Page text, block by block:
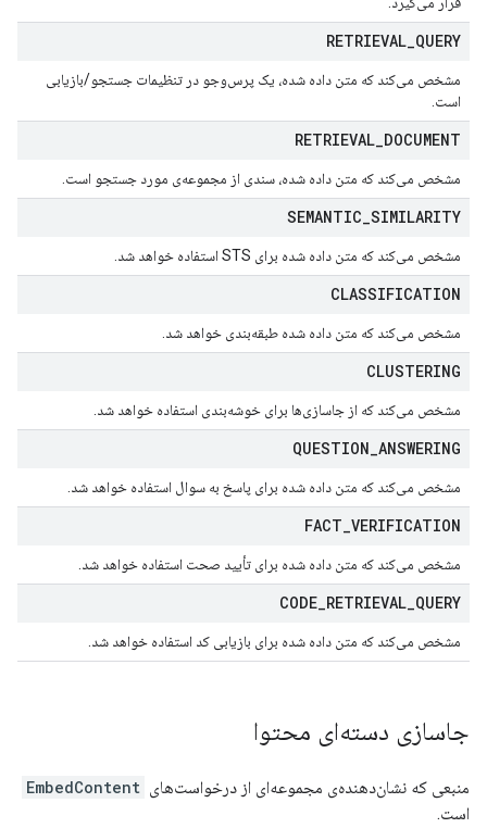
RETRIEVAL QUERY
مشخص می‌کند که متن داده شده، یک پرس‌وجو در تنظیمات جستجو/بازیابی
است.
RETRIEVAL DOCUMENT
مشخص می‌کند که متن داده شده، سندی از مجموعه‌ی مورد جستجو است.
SEMANTIC SIMILARITY
مشخص می‌کند که متن داده شده برای STS استفاده خواهد شد.
CLASSIFICATION
مشخص می‌کند که متن داده شده طبقه‌بندی خواهد شد.
CLUSTERING
مشخص می‌کند که از جاسازی‌ها برای خوشه‌بندی استفاده خواهد شد.
QUESTION ANSWERING
مشخص می‌کند که متن داده شده برای پاسخ به سوال استفاده خواهد شد.
FACT VERIFICATION
مشخص می‌کند که متن داده شده برای تأیید صحت استفاده خواهد شد.
CODE RETRIEVAL QUERY
مشخص می‌کند که متن داده شده برای بازیابی کد استفاده خواهد شد.
جاسازی دسته‌ای محتوا
منبعی که نشان‌دهنده‌ی مجموعه‌ای از درخواست‌های EmbedContent
است.